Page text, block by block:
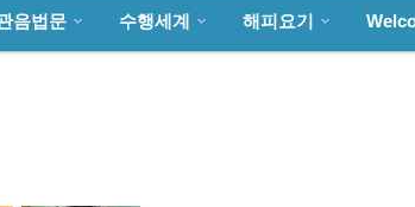
음법문 수행세계 해피요기